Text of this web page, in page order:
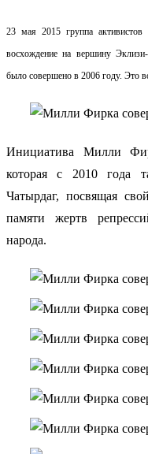
23 мая 2015 группа активистов
восхождение на вершину
было совершено в 2006 году. Это
Инициатива Милли
которая с 2010 года
Чатырдаг, посвящая
памяти жертв
народа.